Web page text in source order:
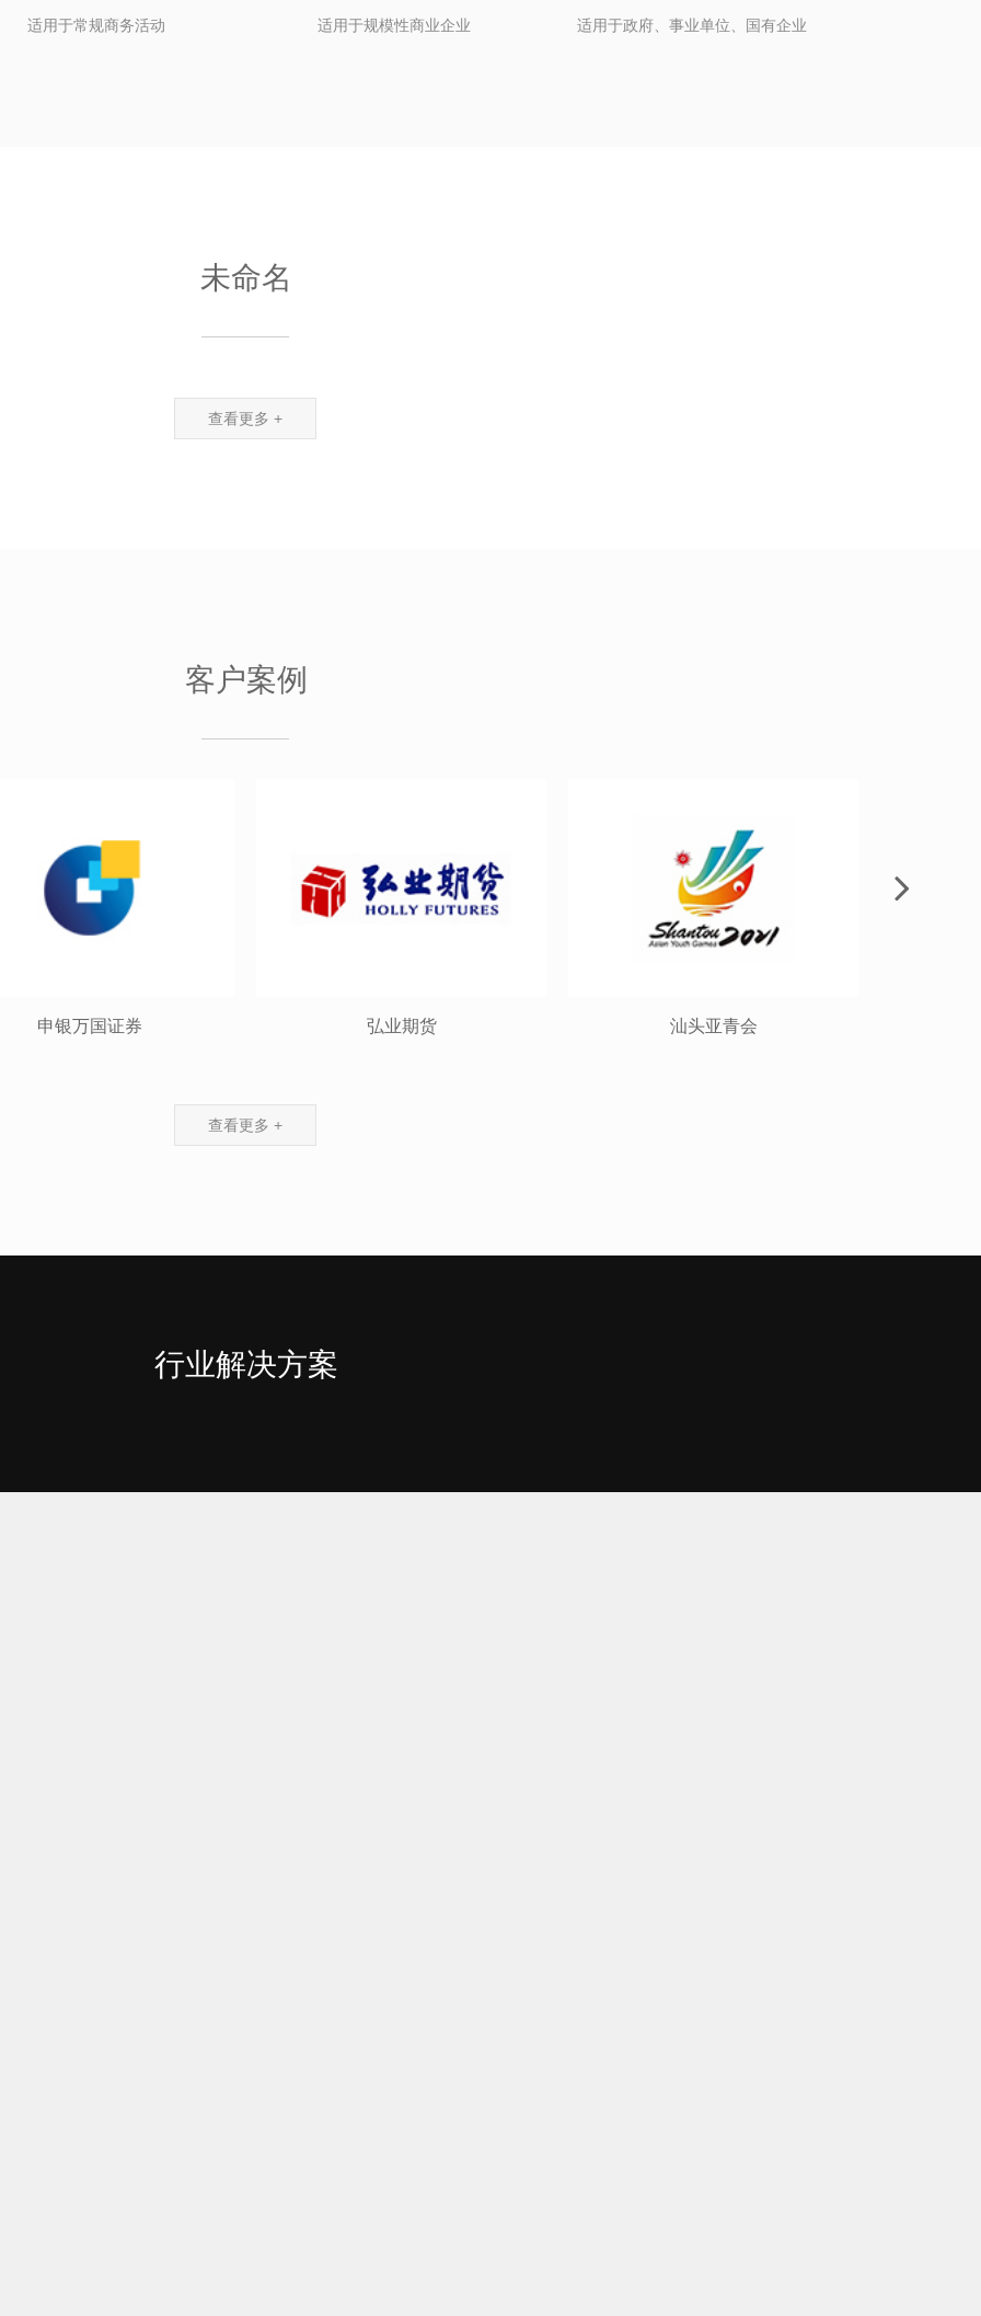
适用于常规商务活动 适用于规模性商业企业 适用于政府、事业单位、国有企业
未命名
查看更多 +
客户案例
申银万国证券 弘业期货 汕头亚青会
查看更多 +
行业解决方案